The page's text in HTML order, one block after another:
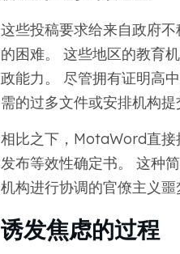
这些投稿要求给来自政府
的困难。 这些地区的教育
政能力。 尽管拥有证明高
需的过多文件或安排机构提
相比之下，MotaWord直接
发布等效性确定书。 这种
机构进行协调的官僚主义噩
诱发焦虑的过程